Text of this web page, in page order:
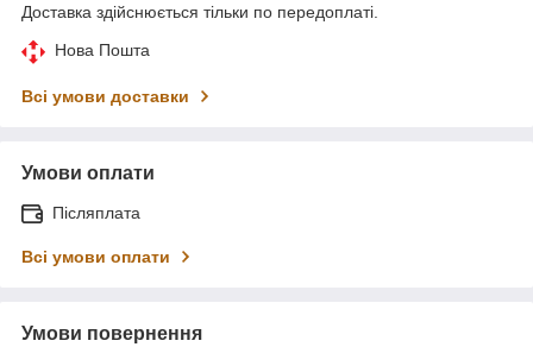
Доставка здійснюється тільки по передоплаті.
Нова Пошта
Всі умови доставки
Умови оплати
Післяплата
Всі умови оплати
Умови повернення